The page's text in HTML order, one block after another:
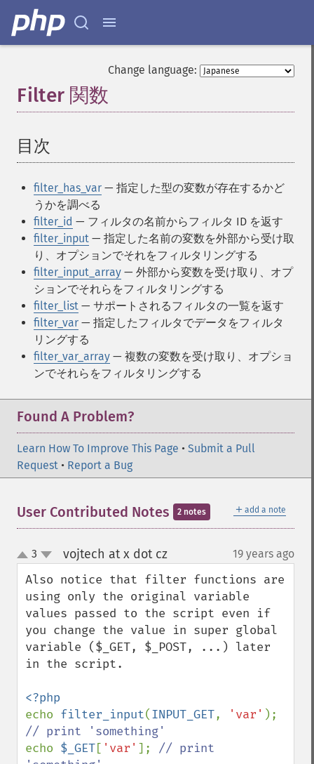
Change language:
Filter 関数
目次
filter_has_var — 指定した型の変数が存在するかど
うかを調べる
filter_id — フィルタの名前からフィルタ ID を返す
filter_input — 指定した名前の変数を外部から受け取
り、オプションでそれをフィルタリングする
filter_input_array — 外部から変数を受け取り、オプ
ションでそれらをフィルタリングする
filter_list — サポートされるフィルタの一覧を返す
filter_var — 指定したフィルタでデータをフィルタ
リングする
filter_var_array — 複数の変数を受け取り、オプショ
ンでそれらをフィルタリングする
Found A Problem?
Learn How To Improve This Page • Submit a Pull
Request • Report a Bug
＋ add a note
User Contributed Notes 2 notes
up
down
3 vojtech at x dot cz¶ 19 years ago
Also notice that filter functions are
using only the original variable
values passed to the script even if
you change the value in super global
variable ($_GET, $_POST, ...) later
in the script.
echo filter_input(INPUT_GET, 'var'
echo $_GET[ 'var' ]; // print